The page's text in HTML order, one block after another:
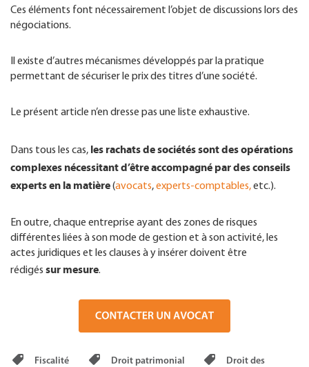
Ces éléments font nécessairement l’objet de discussions lors des
négociations.
Il existe d’autres mécanismes développés par la pratique
permettant de sécuriser le prix des titres d’une société.
Le présent article n’en dresse pas une liste exhaustive.
Dans tous les cas, les rachats de sociétés sont des opérations
complexes nécessitant d’être accompagné par des conseils
experts en la matière(avocats,experts-comptables,etc.).
En outre, chaque entreprise ayant des zones de risques
différentes liées à son mode de gestion et à son activité, les
actes juridiques et les clauses à y insérer doivent être
rédigés sur mesure.
Fiscalité Droit patrimonial
Droit des